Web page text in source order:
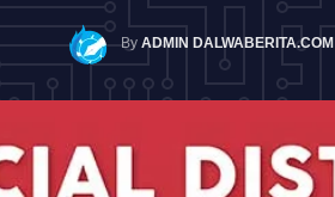
ByADMIN DALWABERITA.COM